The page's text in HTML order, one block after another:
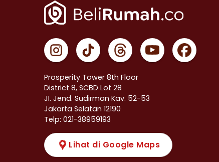
Prosperity Tower 8th Floor
District 8, SCBD Lot 28
JI. Jend. Sudirman Kav. 52-53
Jakarta Selatan 12190
Telp: 021-38959193
Lihat di Google Maps